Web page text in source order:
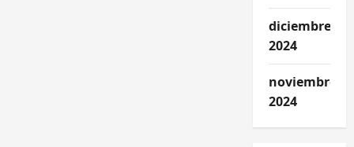
diciembre
2024
noviembre
2024